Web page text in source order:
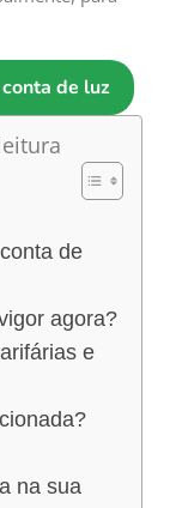
de luz
de
agora?
e
na sua